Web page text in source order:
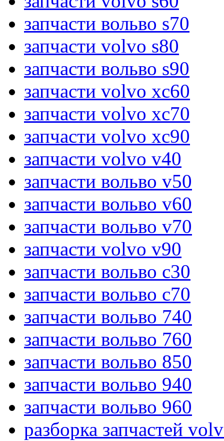
запчасти вольво s70
запчасти volvo s80
запчасти вольво s90
запчасти volvo xc60
запчасти volvo xc70
запчасти volvo xc90
запчасти volvo v40
запчасти вольво v50
запчасти вольво v60
запчасти вольво v70
запчасти volvo v90
запчасти вольво c30
запчасти вольво c70
запчасти вольво 740
запчасти вольво 760
запчасти вольво 850
запчасти вольво 940
запчасти вольво 960
разборка запчастей